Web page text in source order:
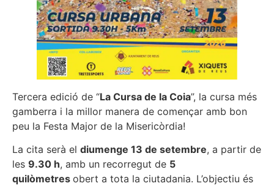
Tercera edició de “La Cursa de la Coia”, la cursa més
gamberra i la millor manera de començar amb bon
peu la Festa Major de la Misericòrdia!
La cita serà el diumenge 13 de setembre, a partir de
les 9.30 h, amb un recorregut de 5
quilòmetres obert a tota la ciutadania. L’objectiu és